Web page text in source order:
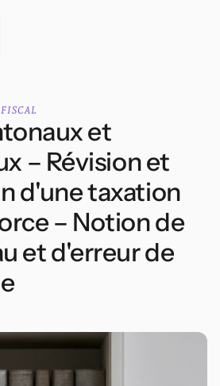
et
– Révision et
d'une taxation
– Notion de
et d'erreur de